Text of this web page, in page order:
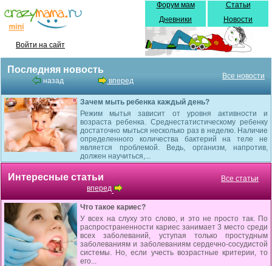
Войти на сайт
Форум мам
Дневники
Статьи
Новости
Последняя новость
назад вперед
Все новости
Зачем мыть ребенка каждый день?
Режим мытья зависит от уровня активности и
возраста ребенка. Среднестатистическому ребенку
достаточно мыться несколько раз в неделю. Наличие
определенного количества бактерий на теле не
является проблемой. Ведь, организм, напротив,
должен научиться,...
Интересные статьи
вперед
Все статьи
Что такое кариес?
У всех на слуху это слово, и это не просто так. По
распространенности кариес занимает 3 место среди
всех заболеваний, уступая только простудным
заболеваниям и заболеваниям сердечно-сосудистой
системы. Но, если учесть возрастные критерии, то
его...